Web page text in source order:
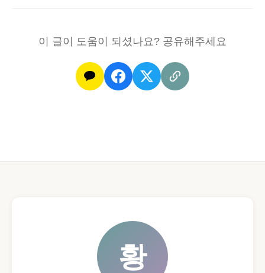
이 글이 도움이 되셨나요? 공유해주세요
황